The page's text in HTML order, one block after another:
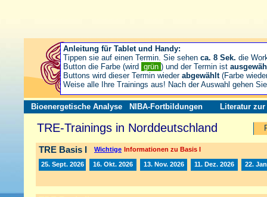
Bioenergetische Analyse NIBA-Fortbildungen Literatur zur
TRE-Trainings in Norddeutschland
TRE Basis I Wichtige Informationen zu Basis I
25. Sept. 2026 16. Okt. 2026 13. Nov. 2026 11. Dez. 2026 22.
Anleitung für Tablet und Handy:
Tippen sie auf einen Termin. Sie sehen ca. 8 Sek. die
Button die Farbe (wird grün ) und der Termin ist
Buttons wird dieser Termin wieder abgewählt(Farbe
Weise alle Ihre Trainings aus! Nach der Auswahl gehen